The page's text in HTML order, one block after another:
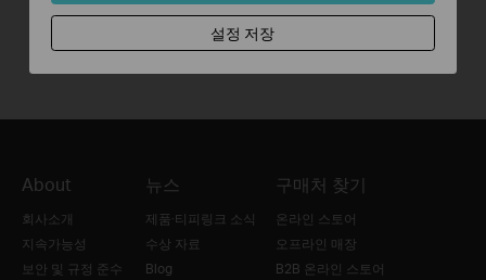
About
회사소개
지속가능성
보안 및 규정 준수
뉴스
제품·티피링크 소식
수상 자료
Blog
구매처 찾기
온라인 스토어
오프라인 매장
B2B 온라인 스토어
설정 저장